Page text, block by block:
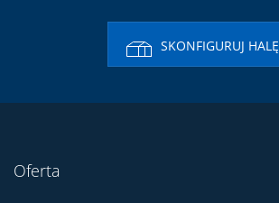
SKONFIGURUJ HALĘ
Oferta